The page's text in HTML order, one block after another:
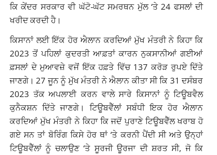
ਕਿ ਕੇਂਦਰ ਸਰਕਾਰ ਵੀ ਘੱਟੋ-ਘੱਟ ਸਮਰਥਨ ਮੁੱਲ ‘ਤੇ 24 ਫਸਲਾਂ ਦੀ
ਖਰੀਦ ਕਰਦੀ ਹੈ।
ਕਿਸਾਨਾਂ ਲਈ ਇੱਕ ਹੋਰ ਐਲਾਨ ਕਰਦਿਆਂ ਮੁੱਖ ਮੰਤਰੀ ਨੇ ਕਿਹਾ ਕਿ
2023 ਤੋਂ ਪਹਿਲਾਂ ਕੁਦਰਤੀ ਆਫ਼ਤਾਂ ਕਾਰਨ ਨੁਕਸਾਨੀਆਂ ਗਈਆਂ
ਫ਼ਸਲਾਂ ਦੇ ਮੁਆਵਜ਼ੇ ਵਜੋਂ ਇੱਕ ਹਫ਼ਤੇ ਵਿੱਚ 137 ਕਰੋੜ ਰੁਪਏ ਦਿੱਤੇ
ਜਾਣਗੇ। 27 ਜੂਨ ਨੂੰ ਮੁੱਖ ਮੰਤਰੀ ਨੇ ਐਲਾਨ ਕੀਤਾ ਸੀ ਕਿ 31 ਦਸੰਬਰ
2023 ਤੱਕ ਅਪਲਾਈ ਕਰਨ ਵਾਲੇ ਸਾਰੇ ਕਿਸਾਨਾਂ ਨੂੰ ਟਿਊਬਵੈਲ
ਕੁਨੈਕਸ਼ਨ ਦਿੱਤੇ ਜਾਣਗੇ। ਟਿਊਬਵੈੱਲਾਂ ਸਬੰਧੀ ਇਕ ਹੋਰ ਐਲਾਨ
ਕਰਦਿਆਂ ਮੁੱਖ ਮੰਤਰੀ ਨੇ ਕਿਹਾ ਕਿ ਜਦੋਂ ਪੁਰਾਣੇ ਟਿਊਬਵੈੱਲ ਖਰਾਬ ਹੋ
ਗਏ ਸਨ ਤਾਂ ਬੋਰਿੰਗ ਕਿਸੇ ਹੋਰ ਥਾਂ ‘ਤੇ ਕਰਨੀ ਪੈਂਦੀ ਸੀ ਅਤੇ ਉਨ੍ਹਾਂ
ਟਿਊਬਵੈੱਲਾਂ ਨੂੰ ਚਲਾਉਣ ‘ਤੇ ਸੂਰਜੀ ਊਰਜਾ ਦੀ ਸ਼ਰਤ ਸੀ, ਜੋ ਕਿ